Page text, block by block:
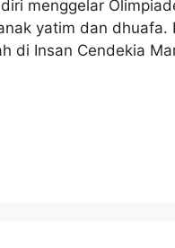
menggelar
yatim dan dhuafa.
di Insan Cendekia